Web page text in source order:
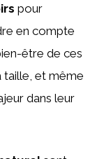
pour
en compte
être de ces
taille, et même
dans leur